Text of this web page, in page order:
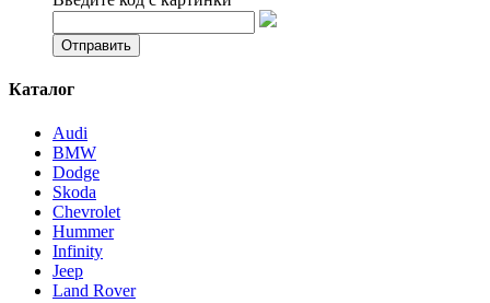
Каталог
Audi
BMW
Dodge
Skoda
Chevrolet
Hummer
Infinity
Jeep
Land Rover